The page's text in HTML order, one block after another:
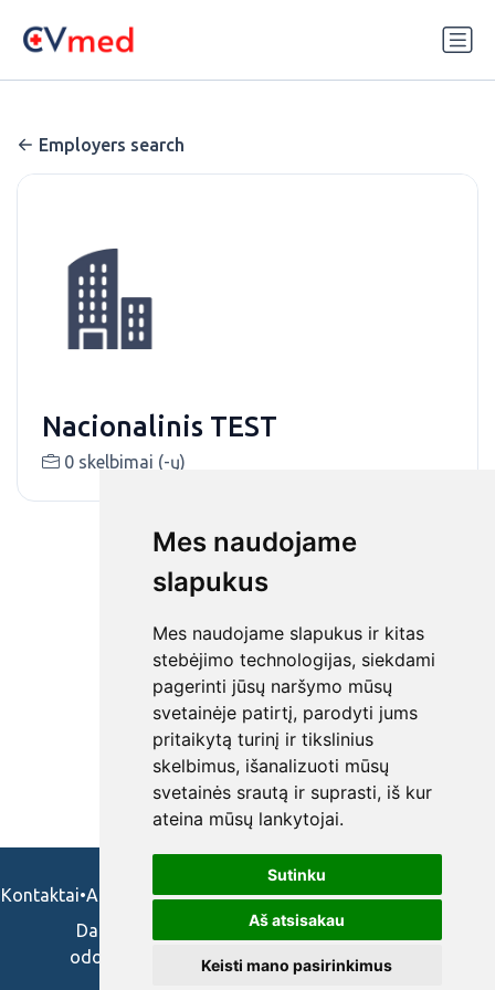
Mes naudojame
slapukus
Mes naudojame slapukus ir kitas
stebėjimo technologijas, siekdami
pagerinti jūsų naršymo mūsų
svetainėje patirtį, parodyti jums
pritaikytą turinį ir tikslinius
skelbimus, išanalizuoti mūsų
svetainės srautą ir suprasti, iš kur
ateina mūsų lankytojai.
Sutinku
Aš atsisakau
Keisti mano pasirinkimus
Employers search
Nacionalinis TEST
0 skelbimai (-ų)
Kontaktai•Apie mus•Naudojimosi taisykės•Privatumo politika
Darbo skelbimai ir pasiūlymai: gydytojams,
odontologams, slaugytojams, veterinarams,